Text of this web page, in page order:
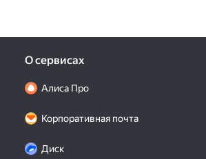
О сервисах
Алиса Про
Корпоративная почта
Диск